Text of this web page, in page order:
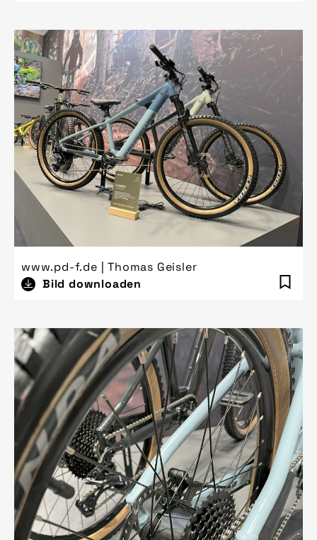
www.pd-f.de | Thomas Geisler
Bild downloaden